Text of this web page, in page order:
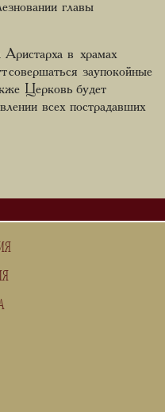
главы
Аристарха в храмах
совершаться заупокойные
Церковь будет
всех пострадавших